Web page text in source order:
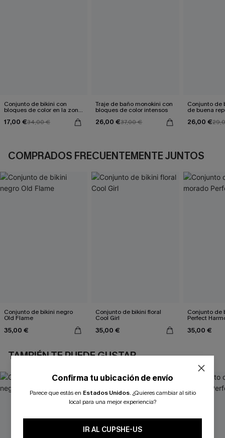
Conjunto de bikini con
bloques de color en la zona
17,00 €34,00 €
Traje de baño monokini con
bloques de color intensos
26,00 €37,00 €
Conjunto de
de buena
26,00 €
COMPRADOS FRECUENTEMENTE JUNTOS
Conjunto de bikini negro
Old Flame
35,00 €
Conjunto de bikini floral
Cool Girl
35,00 €
Conjunto de
Perfect
35,00 €
TAMBIÉN TE PUEDE GUSTAR
Confirma tu ubicación de envío
Parece que estás en Estados Unidos. ¿Quieres cambiar al sitio
local para una mejor experiencia?
IR AL CUPSHE-US